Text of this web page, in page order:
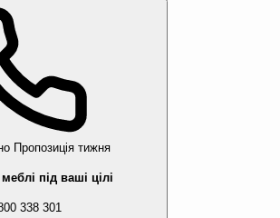
Пропозиція тижня
під ваші цілі
338 301